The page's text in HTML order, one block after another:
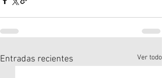
Entradas recientes Ver todo